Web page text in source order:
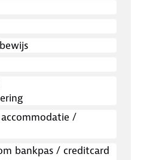
/
bankpas / creditcard